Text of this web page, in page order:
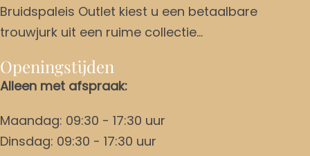
Bruidspaleis Outlet kiest u een betaalbare
trouwjurk uit een ruime collectie…
Openingstijden
Alleen met afspraak:
Maandag: 09:30 - 17:30 uur
Dinsdag: 09:30 - 17:30 uur